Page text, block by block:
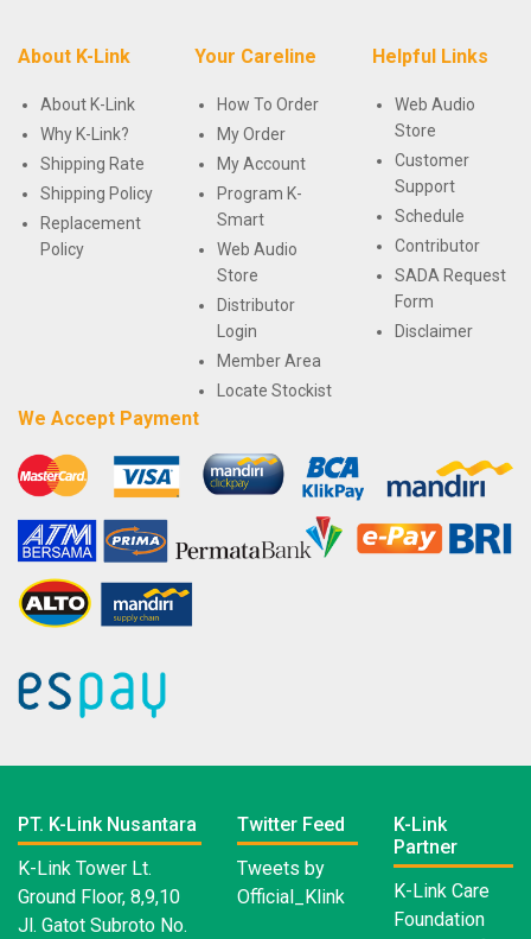
About K-Link
About K-Link
Why K-Link?
Shipping Rate
Shipping Policy
Replacement
Policy
Your Careline
How To Order
My Order
My Account
Program K-
Smart
Web Audio
Store
Distributor
Login
Member Area
Locate Stockist
Helpful Links
Web Audio
Store
Customer
Support
Schedule
Contributor
SADA Request
Form
Disclaimer
We Accept Payment
PT. K-Link Nusantara
K-Link Tower Lt.
Ground Floor, 8,9,10
Jl. Gatot Subroto No.
Twitter Feed
Tweets by
Official_Klink
K-Link
Partner
K-Link Care
Foundation